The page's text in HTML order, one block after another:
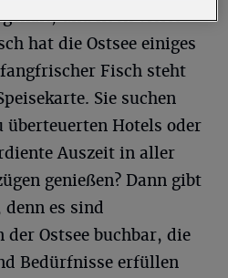
und noch vieles
hat die Ostsee einiges
Fisch steht
Sie suchen
überteuerten Hotels oder
Auszeit in aller
genießen? Dann gibt
es sind
der Ostsee buchbar, die
Bedürfnisse erfüllen